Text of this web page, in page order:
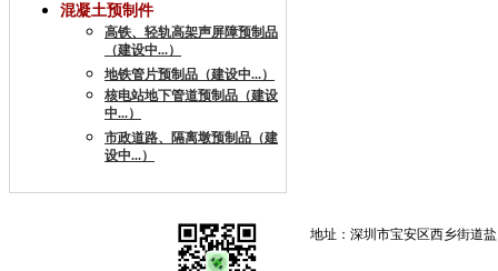
混凝土预制件
高铁、轻轨高架声屏障预制品
（建设中...）
地铁管片预制品（建设中...）
核电站地下管道预制品（建设
中...）
市政道路、隔离墩预制品（建
设中...）
地址：深圳市宝安区西乡街道